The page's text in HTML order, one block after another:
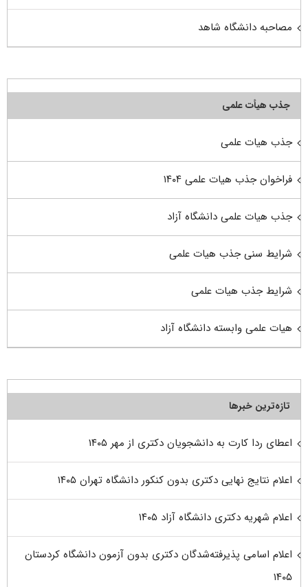
مصاحبه دانشگاه شاهد
جذب هیأت علمی
جذب هیات علمی
فراخوان جذب هیات علمی ۱۴۰۴
جذب هیات علمی دانشگاه آزاد
شرایط سنی جذب هیات علمی
شرایط جذب هیات علمی
هیات علمی وابسته دانشگاه آزاد
تازه‌ترین خبرها
اعطای ردا کارت به دانشجویان دکتری از مهر ۱۴۰۵
اعلام نتایج نهایی دکتری بدون کنکور دانشگاه تهران ۱۴۰۵
اعلام شهریه دکتری دانشگاه آزاد ۱۴۰۵
اعلام اسامی پذیرفته‌شدگان دکتری بدون آزمون دانشگاه کردستان
۱۴۰۵